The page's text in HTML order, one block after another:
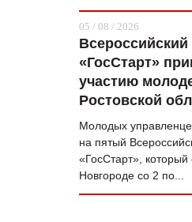
05 / 08 / 2026
«ГосСтарт»
участию
Ростовской
Молодых
на пятый
«ГосСтарт»,
Новгороде со 2 по...